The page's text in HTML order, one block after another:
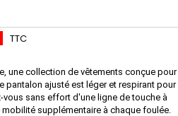
TTC
une collection de vêtements conçue pour
pantalon ajusté est léger et respirant pour
vous sans effort d'une ligne de touche à
supplémentaire à chaque foulée.